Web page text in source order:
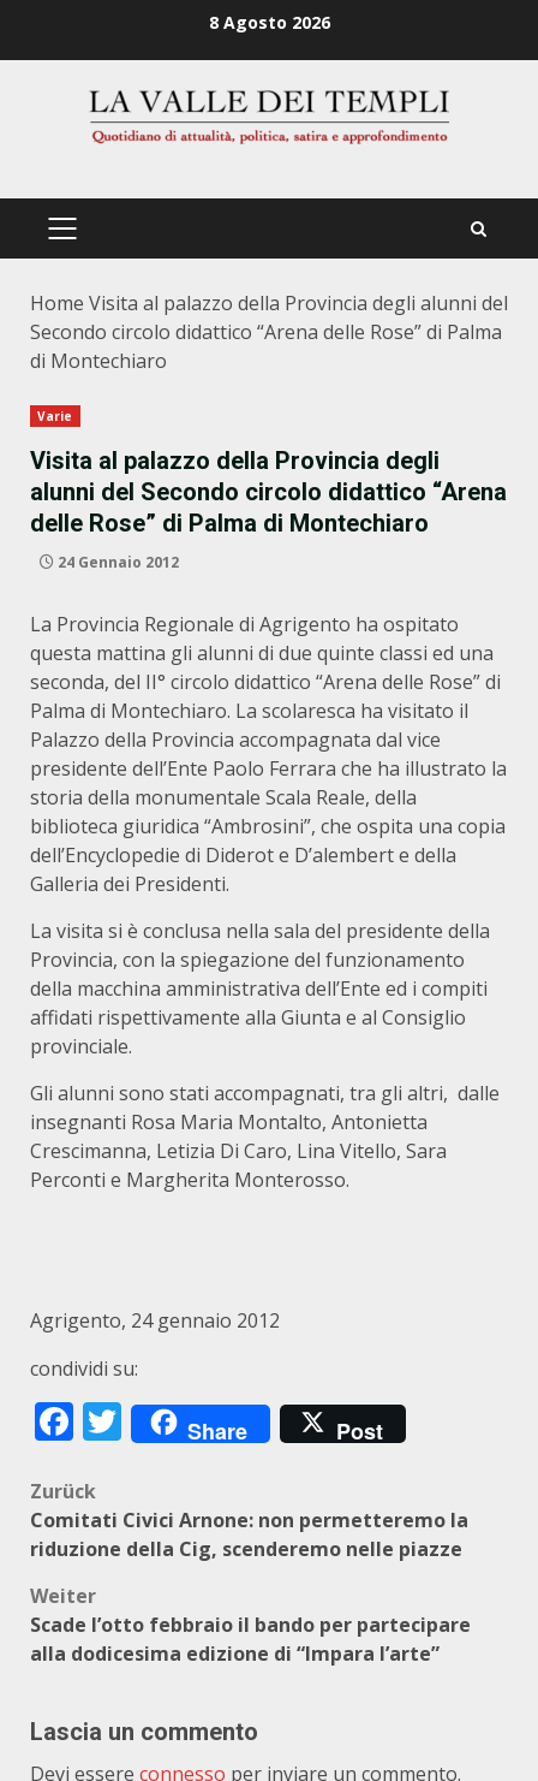
8 Agosto 2026
PRIMÄRES
Home Visita al palazzo della Provincia degli alunni del
Secondo circolo didattico “Arena delle Rose” di Palma
di Montechiaro
Varie
Visita al palazzo della Provincia degli
alunni del Secondo circolo didattico “Arena
delle Rose” di Palma di Montechiaro
24 Gennaio 2012
La Provincia Regionale di Agrigento ha ospitato
questa mattina gli alunni di due quinte classi ed una
seconda, del II° circolo didattico “Arena delle Rose” di
Palma di Montechiaro. La scolaresca ha visitato il
Palazzo della Provincia accompagnata dal vice
presidente dell’Ente Paolo Ferrara che ha illustrato la
storia della monumentale Scala Reale, della
biblioteca giuridica “Ambrosini”, che ospita una copia
dell’Encyclopedie di Diderot e D’alembert e della
Galleria dei Presidenti.
La visita si è conclusa nella sala del presidente della
Provincia, con la spiegazione del funzionamento
della macchina amministrativa dell’Ente ed i compiti
affidati rispettivamente alla Giunta e al Consiglio
provinciale.
Gli alunni sono stati accompagnati, tra gli altri, dalle
insegnanti Rosa Maria Montalto, Antonietta
Crescimanna, Letizia Di Caro, Lina Vitello, Sara
Perconti e Margherita Monterosso.
Agrigento, 24 gennaio 2012
condividi su:
Facebook
Twitter
Share Post
Beitragsnavigation
Zurück
Comitati Civici Arnone: non permetteremo la
riduzione della Cig, scenderemo nelle piazze
Weiter
Scade l’otto febbraio il bando per partecipare
alla dodicesima edizione di “Impara l’arte”
Lascia un commento
Devi essere connesso per inviare un commento.